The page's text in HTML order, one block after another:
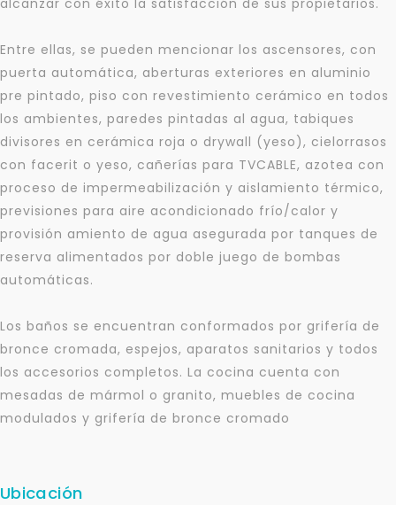
Entre ellas, se pueden mencionar los ascensores, con
puerta automática, aberturas exteriores en aluminio
pre pintado, piso con revestimiento cerámico en todos
los ambientes, paredes pintadas al agua, tabiques
divisores en cerámica roja o drywall (yeso), cielorrasos
con facerit o yeso, cañerías para TVCABLE, azotea con
proceso de impermeabilización y aislamiento térmico,
previsiones para aire acondicionado frío/calor y
provisión amiento de agua asegurada por tanques de
reserva alimentados por doble juego de bombas
automáticas.
Los baños se encuentran conformados por grifería de
bronce cromada, espejos, aparatos sanitarios y todos
los accesorios completos. La cocina cuenta con
mesadas de mármol o granito, muebles de cocina
modulados y grifería de bronce cromado
Ubicación
Para responderte
mejor y más rápido
Déjanos tus datos para identificar tu consulta en el
sistema de gestión de clientes.
Tu nombre *
+598
Tus datos están seguros
No compartimos tu información ni enviamos spam.
Uso exclusivo